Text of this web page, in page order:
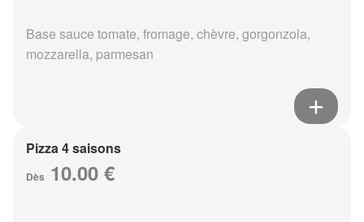
Base sauce tomate, fromage, chèvre, gorgonzola,
mozzarella, parmesan
Pizza 4 saisons
Dès 10.00 €